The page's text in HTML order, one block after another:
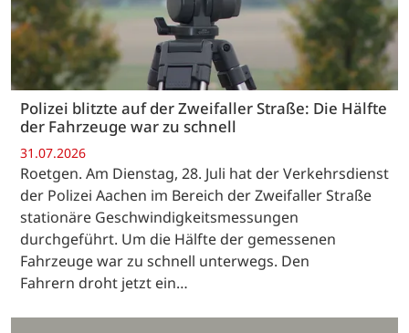
Polizei blitzte auf der Zweifaller Straße: Die Hälfte
der Fahrzeuge war zu schnell
31.07.2026
Roetgen. Am Dienstag, 28. Juli hat der Verkehrsdienst
der Polizei Aachen im Bereich der Zweifaller Straße
stationäre Geschwindigkeitsmessungen
durchgeführt. Um die Hälfte der gemessenen
Fahrzeuge war zu schnell unterwegs. Den
Fahrern droht jetzt ein…